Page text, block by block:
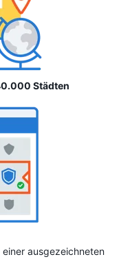
Städten
ausgezeichneten